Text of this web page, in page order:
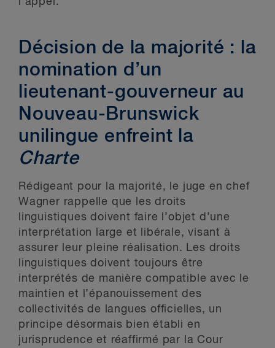
Décision de la majorité : la
nomination d’un
lieutenant-gouverneur au
Nouveau-Brunswick
unilingue enfreint la
Charte
Rédigeant pour la majorité, le juge en chef
Wagner rappelle que les droits
linguistiques doivent faire l’objet d’une
interprétation large et libérale, visant à
assurer leur pleine réalisation. Les droits
linguistiques doivent toujours être
interprétés de manière compatible avec le
maintien et l’épanouissement des
collectivités de langues officielles, un
principe désormais bien établi en
jurisprudence et réaffirmé par la Cour